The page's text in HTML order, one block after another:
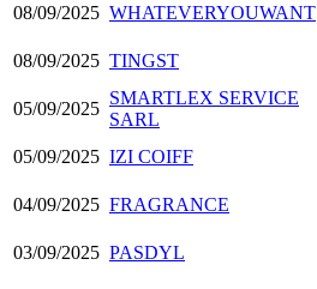
08/09/2025 WHATEVERYOUWANT
08/09/2025 TINGST
05/09/2025
SMARTLEX SERVICE
SARL
05/09/2025 IZI COIFF
04/09/2025 FRAGRANCE
03/09/2025 PASDYL